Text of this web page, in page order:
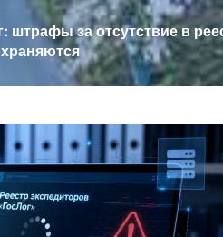
штрафы за отсутствие в